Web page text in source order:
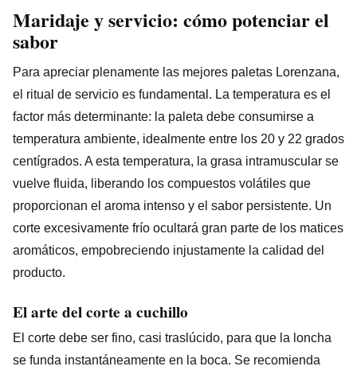
Maridaje y servicio: cómo potenciar el
sabor
Para apreciar plenamente las mejores paletas Lorenzana,
el ritual de servicio es fundamental. La temperatura es el
factor más determinante: la paleta debe consumirse a
temperatura ambiente, idealmente entre los 20 y 22 grados
centígrados. A esta temperatura, la grasa intramuscular se
vuelve fluida, liberando los compuestos volátiles que
proporcionan el aroma intenso y el sabor persistente. Un
corte excesivamente frío ocultará gran parte de los matices
aromáticos, empobreciendo injustamente la calidad del
producto.
El arte del corte a cuchillo
El corte debe ser fino, casi traslúcido, para que la loncha
se funda instantáneamente en la boca. Se recomienda